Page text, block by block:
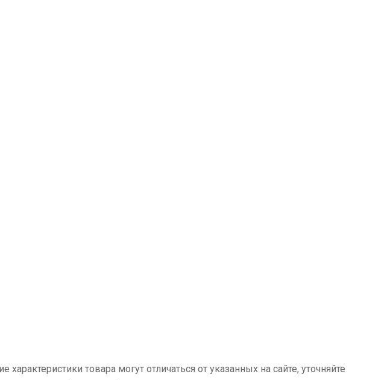
товара могут отличаться от указанных на сайте, уточняйте